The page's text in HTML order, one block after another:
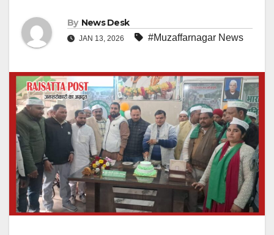
By News Desk
JAN 13, 2026 #Muzaffarnagar News